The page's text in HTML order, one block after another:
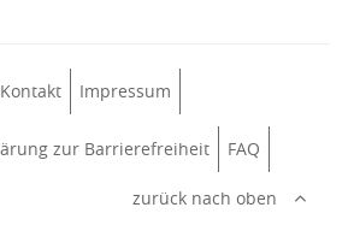
Kontakt Impressum
zur Barrierefreiheit FAQ
zurück nach oben